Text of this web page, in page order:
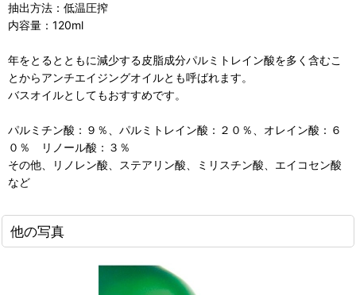
抽出方法：低温圧搾
内容量：120ml
年をとるとともに減少する皮脂成分パルミトレイン酸を多く含むこ
とからアンチエイジングオイルとも呼ばれます。
バスオイルとしてもおすすめです。
パルミチン酸：９％、パルミトレイン酸：２０％、オレイン酸：６
０％ リノール酸：３％
その他、リノレン酸、ステアリン酸、ミリスチン酸、エイコセン酸
など
他の写真